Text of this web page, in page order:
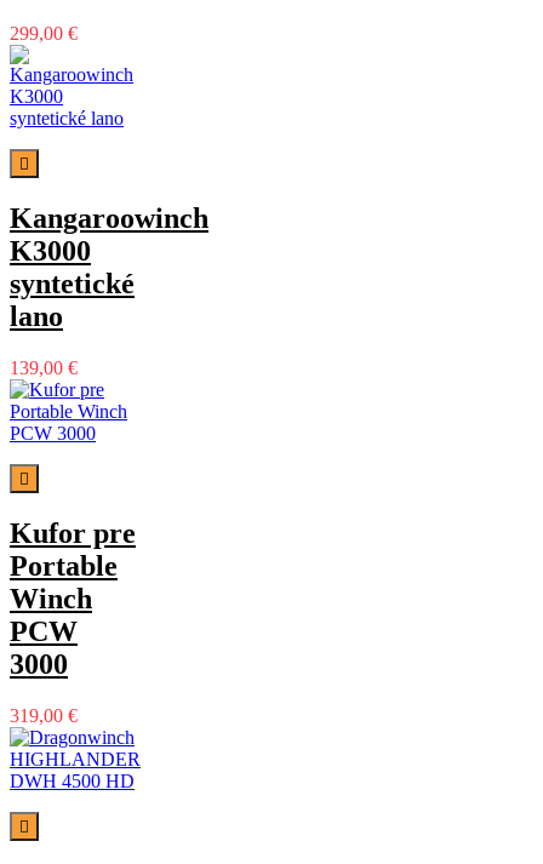
299,00 €

Kangaroowinch
K3000
syntetické
lano
139,00 €

Kufor pre
Portable
Winch
PCW
3000
319,00 €
